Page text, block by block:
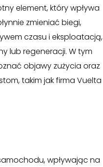
element, który wpływa
zmieniać biegi,
czasu i eksploatacją,
lub regeneracji. W tym
objawy zużycia oraz
takim jak firma Vuelta
wpływając na